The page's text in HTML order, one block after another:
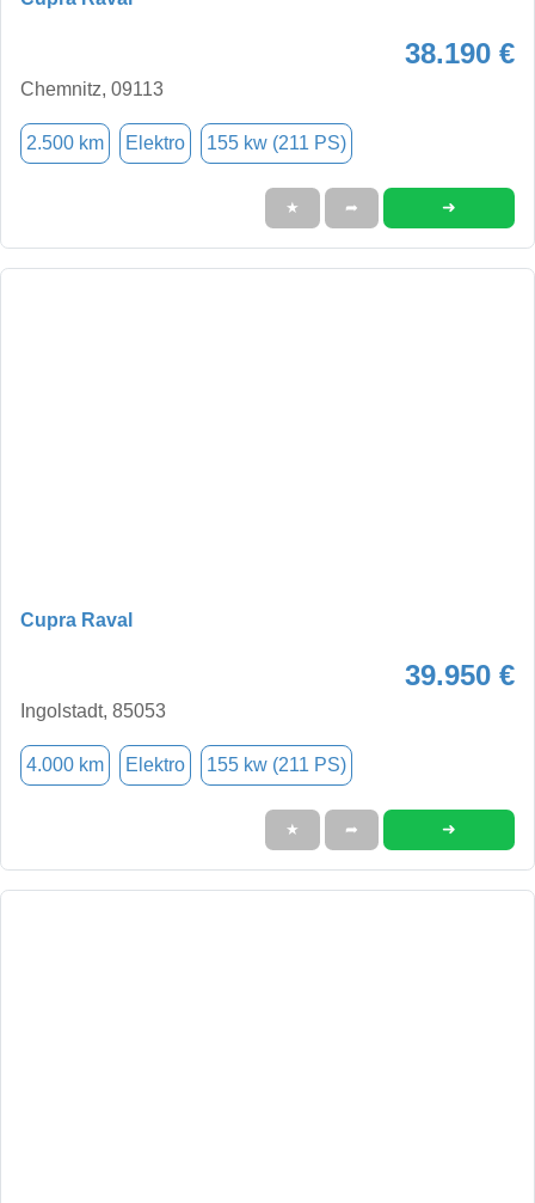
38.190 €
Chemnitz, 09113
2.500 km Elektro 155 kw (211 PS)
★ ➦ ➜
Cupra Raval
39.950 €
Ingolstadt, 85053
4.000 km Elektro 155 kw (211 PS)
★ ➦ ➜